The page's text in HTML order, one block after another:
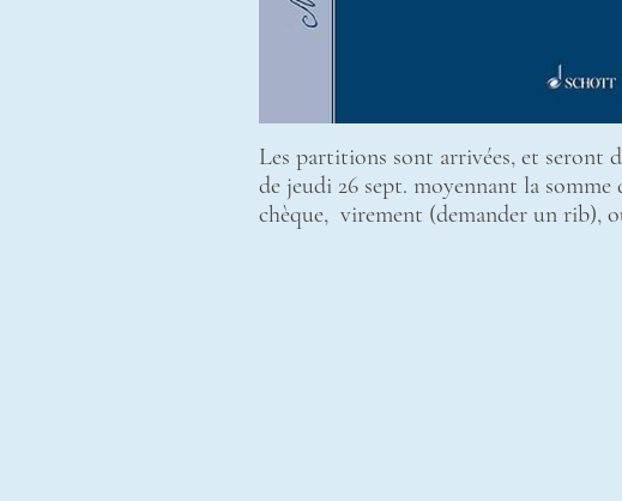
Les partitions sont arrivées, et seront
de jeudi 26 sept. moyennant la somme
chèque, virement (demander un rib),